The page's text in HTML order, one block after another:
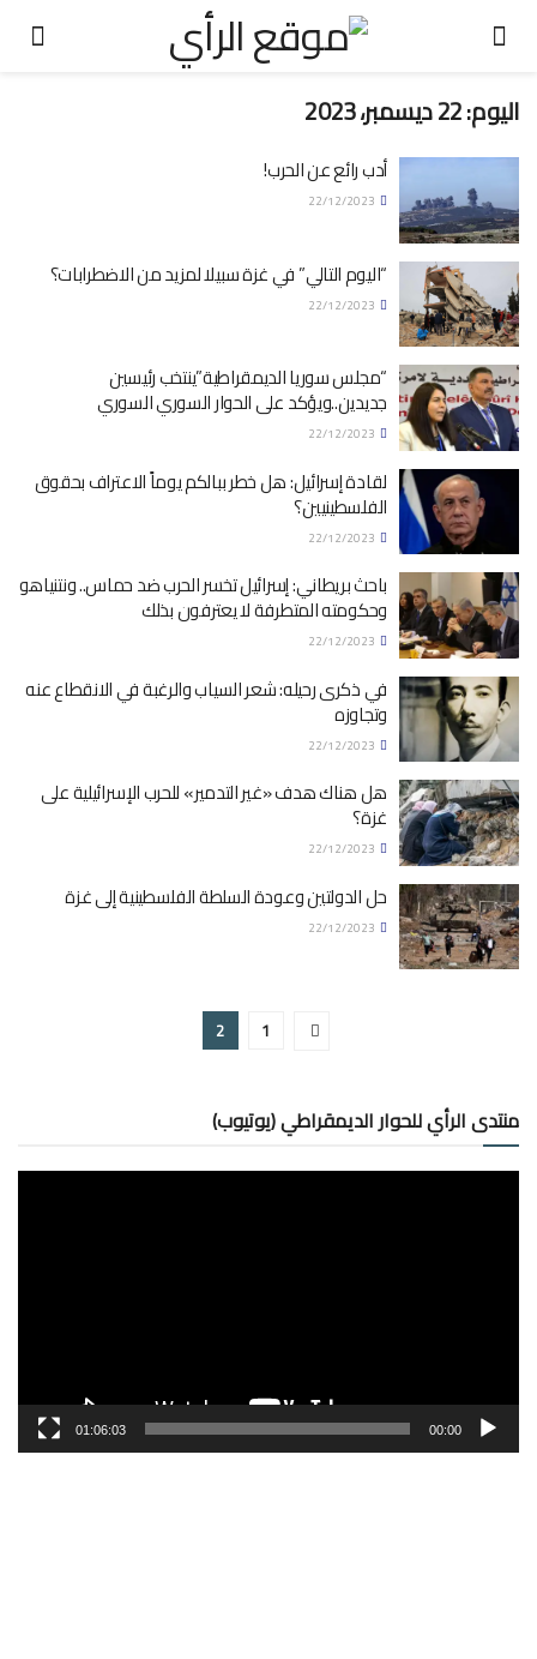
اليوم:22 ديسمبر، 2023
أدب رائع عن الحرب!
“اليوم التالي” في غزة سبيلا لمزيد من الاضطرابات؟
“مجلس سوريا الديمقراطية”ينتخب رئيسين
جديدين..ويؤكد على الحوار السوري السوري
لقادة إسرائيل: هل خطر ببالكم يوماً الاعتراف بحقوق
الفلسطينيين؟
باحث بريطاني: إسرائيل تخسر الحرب ضد حماس.. ونتنياهو
وحكومته المتطرفة لا يعترفون بذلك
في ذكرى رحيله: شعر السياب والرغبة في الانقطاع عنه
وتجاوزه
هل هناك هدف «غير التدمير» للحرب الإسرائيلية على
غزة؟
حل الدولتين وعودة السلطة الفلسطينية إلى غزة
1
2
منتدى الرأي للحوار الديمقراطي (يوتيوب)
00:00
01:06:03